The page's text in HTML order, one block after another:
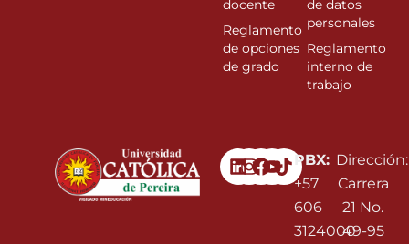
Linkedin
Instagram
Facebook
Youtube
PBX:
+57
606
3124000
Dirección:
Carrera
21 No.
49-95
docente
Reglamento
de opciones
de grado
de datos
personales
Reglamento
interno de
trabajo